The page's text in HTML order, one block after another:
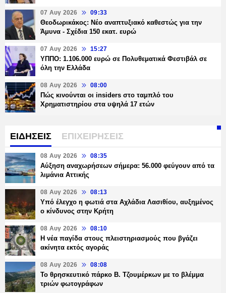
07 Αυγ 2026 09:33
Θεοδωρικάκος: Νέο αναπτυξιακό καθεστώς για την
Άμυνα - Σχέδια 150 εκατ. ευρώ
07 Αυγ 2026 15:27
ΥΠΠΟ: 1.106.000 ευρώ σε Πολυθεματικά Φεστιβάλ σε
όλη την Ελλάδα
08 Αυγ 2026 08:00
Πώς κινούνται οι insiders στο ταμπλό του
Χρηματιστηρίου στα υψηλά 17 ετών
ΕΙΔΗΣΕΙΣ ΕΠΙΧΕΙΡΗΣΕΙΣ
08 Αυγ 2026 08:35
Αύξηση αναχωρήσεων σήμερα: 56.000 φεύγουν από τα
λιμάνια Αττικής
08 Αυγ 2026 08:13
Υπό έλεγχο η φωτιά στα Αχλάδια Λασιθίου, αυξημένος
ο κίνδυνος στην Κρήτη
08 Αυγ 2026 08:10
Η νέα παγίδα στους πλειστηριασμούς που βγάζει
ακίνητα εκτός αγοράς
08 Αυγ 2026 08:08
Το θρησκευτικό πάρκο Β. Τζουμέρκων με το βλέμμα
τριών φωτογράφων